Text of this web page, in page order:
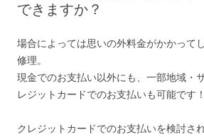
できますか？
場合によっては思いの外料金がかかって
修理。
現金でのお支払い以外にも、一部地域・
レジットカードでのお支払いも可能です！
クレジットカードでのお支払いを検討さ